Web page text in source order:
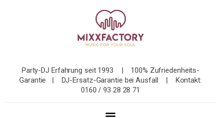
Party-DJ Erfahrung seit 1993 | 100% Zufriedenheits-
Garantie | DJ-Ersatz-Garantie bei Ausfall | Kontakt:
0160 / 93 28 28 71